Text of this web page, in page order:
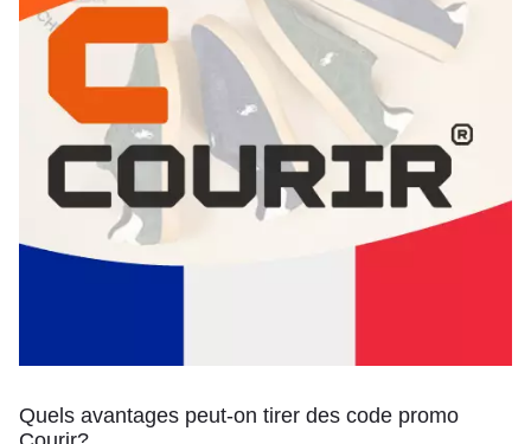
Quels avantages peut-on tirer des code promo